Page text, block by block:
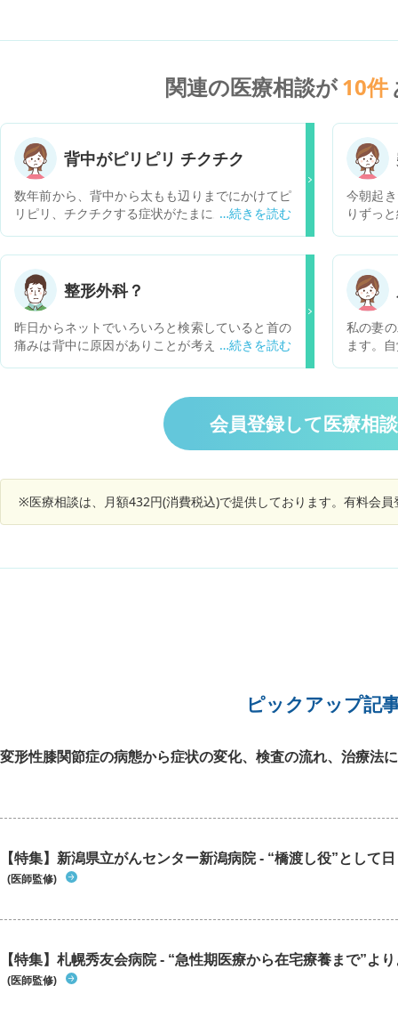
関連の医療相談が10件
背中がピリピリ チクチク
数年前から、背中から太もも辺りまでにかけてピ
リピリ、チクチクする症状がたまにあります。 痛
ので気になりました。 これは何科にかかれば良い
でしょうか？
今朝起
りずっ
真ん中
ただ前
い。 明
思うの
整形外科？
昨日からネットでいろいろと検索していると首の
痛みは背中に原因がありことが考えられるので整
ですが、整形外科で相談すべきだと思いますか？
過去に首の痛みで診察に行った時MRIで見て動
きに問題ないで痛み止めで返された経験があり気
が進まないのですが 言い方とか方法あります
私の妻
ます。
会員登録して医療相
※医療相談は、月額432円(消費税込)で提供しております。有料会
ピックアップ記
変形性膝関節症の病態から症状の変化、検査の流れ、治療法
【特集】新潟県立がんセンター新潟病院 - “橋渡し役”として
(医師監修)
【特集】札幌秀友会病院 - “急性期医療から在宅療養まで”よ
(医師監修)